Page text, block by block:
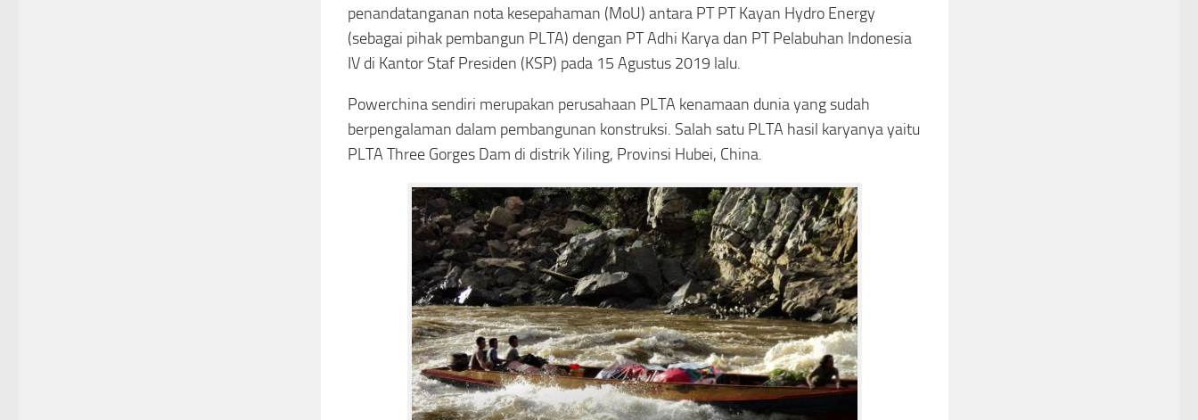
penandatanganan nota kesepahaman (MoU) antara PT PT Kayan Hydro Energy
(sebagai pihak pembangun PLTA) dengan PT Adhi Karya dan PT Pelabuhan Indonesia
IV di Kantor Staf Presiden (KSP) pada 15 Agustus 2019 lalu.
Powerchina sendiri merupakan perusahaan PLTA kenamaan dunia yang sudah
berpengalaman dalam pembangunan konstruksi. Salah satu PLTA hasil karyanya yaitu
PLTA Three Gorges Dam di distrik Yiling, Provinsi Hubei, China.